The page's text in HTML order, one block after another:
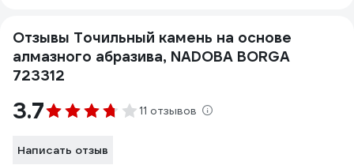
Отзывы Точильный камень на основе
алмазного абразива, NADOBA BORGA
723312
3.7 11 отзывов
Написать отзыв